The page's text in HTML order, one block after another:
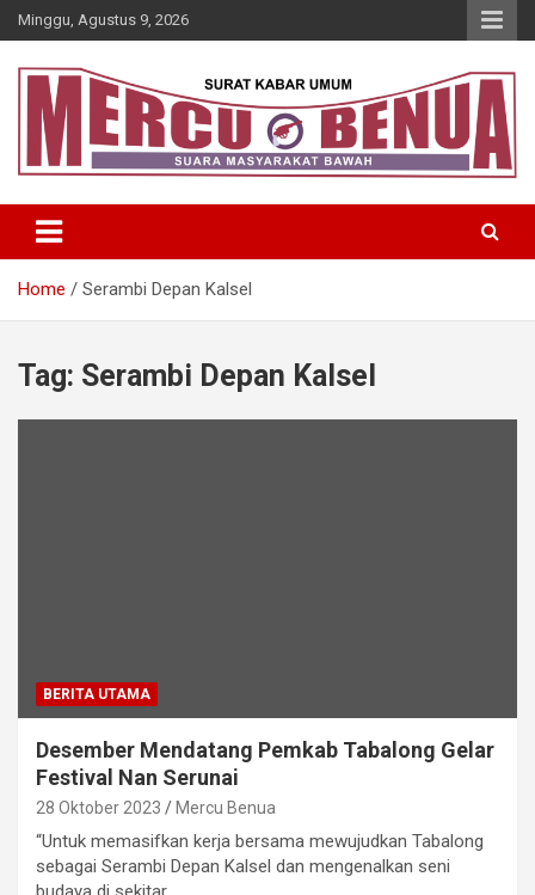
Skip
to
Minggu, Agustus 9, 2026
Mercu Benua
Home Serambi Depan Kalsel
Tag: Serambi Depan Kalsel
BERITA UTAMA
Desember Mendatang Pemkab Tabalong Gelar
Festival Nan Serunai
28 Oktober 2023 Mercu Benua
“Untuk memasifkan kerja bersama mewujudkan Tabalong
sebagai Serambi Depan Kalsel dan mengenalkan seni